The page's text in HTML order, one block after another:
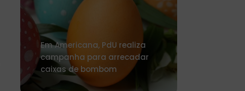
Em Americana, PdU realiza
campanha para arrecadar
caixas de bombom